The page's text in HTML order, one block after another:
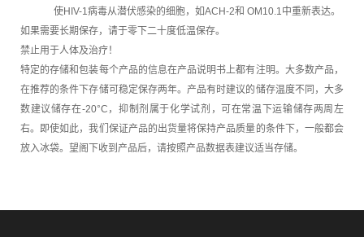
使HIV-1病毒从潜伏感染的细胞，如ACH-2和 OM10.1中重新表达。
如果需要长期保存，请于零下二十度低温保存。
禁止用于人体及治疗！
特定的存储和包装每个产品的信息在产品说明书上都有注明。大多数产品，
在推荐的条件下存储可稳定保存两年。产品有时建议的储存温度不同，大多
数建议储存在-20°C，抑制剂属于化学试剂，可在常温下运输储存两周左
右。即使如此，我们保证产品的出货量将保持产品质量的条件下，一般都会
放入冰袋。望阁下收到产品后，请按照产品数据表建议适当存储。